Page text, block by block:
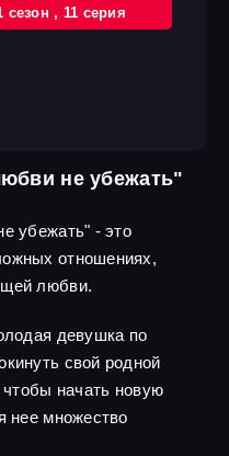
cезон, 11 cерия
не убежать"
убежать" - это
отношениях,
любви.
девушка по
свой родной
чтобы начать новую
нее множество